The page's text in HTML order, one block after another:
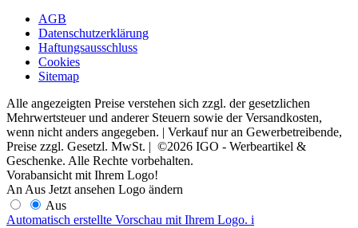
AGB
Datenschutzerklärung
Haftungsausschluss
Cookies
Sitemap
Alle angezeigten Preise verstehen sich zzgl. der gesetzlichen
Mehrwertsteuer und anderer Steuern sowie der Versandkosten,
wenn nicht anders angegeben. | Verkauf nur an Gewerbetreibende,
Preise zzgl. Gesetzl. MwSt. | ©2026 IGO - Werbeartikel &
Geschenke. Alle Rechte vorbehalten.
Vorabansicht mit Ihrem Logo!
An Aus Jetzt ansehen Logo ändern
Aus
Automatisch erstellte Vorschau mit Ihrem Logo. i